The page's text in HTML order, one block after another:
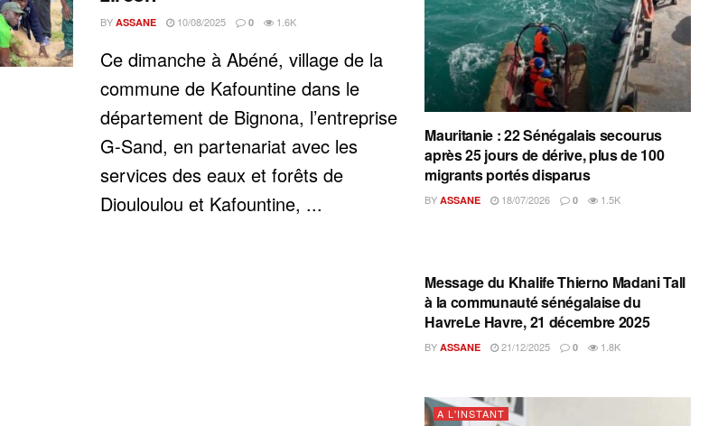
BY ASSANE 10/08/2025 0 1.6K
Ce dimanche à Abéné, village de la
commune de Kafountine dans le
département de Bignona, l’entreprise
G-Sand, en partenariat avec les
services des eaux et forêts de
Diouloulou et Kafountine, ...
Mauritanie : 22 Sénégalais secourus
après 25 jours de dérive, plus de 100
migrants portés disparus
BY ASSANE 18/07/2026 0 1.5K
A L'INSTANT
Message du Khalife Thierno Madani Tall
à la communauté sénégalaise du
HavreLe Havre, 21 décembre 2025
BY ASSANE 21/12/2025 0 1.8K
A L'INSTANT